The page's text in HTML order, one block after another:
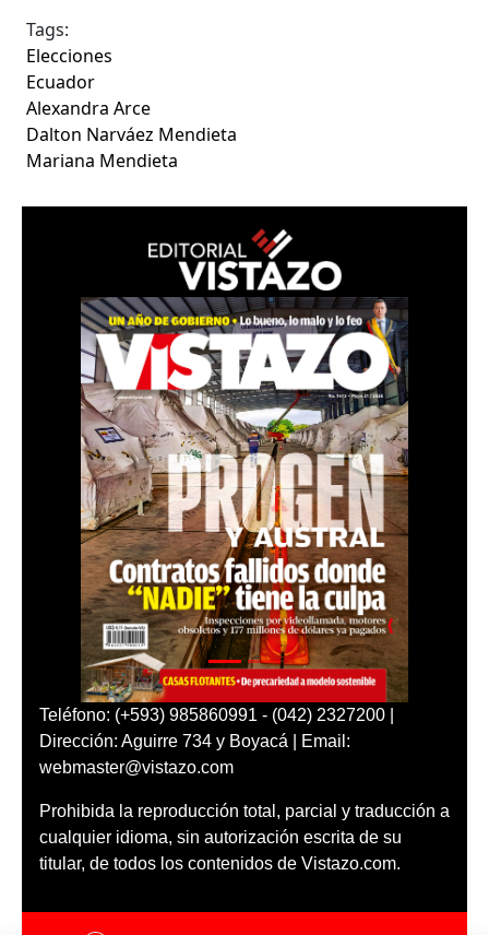
Tags:
Elecciones
Ecuador
Alexandra Arce
Dalton Narváez Mendieta
Mariana Mendieta
Teléfono: (+593) 985860991 - (042) 2327200 |
Dirección: Aguirre 734 y Boyacá | Email:
webmaster@vistazo.com
Prohibida la reproducción total, parcial y traducción a
cualquier idioma, sin autorización escrita de su
titular, de todos los contenidos de Vistazo.com.